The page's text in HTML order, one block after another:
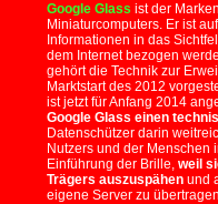
Google Glass ist der
Miniaturcomputers. Er ist
Informationen in das
dem Internet bezogen
gehört die Technik zur
Marktstart des 2012
ist jetzt für Anfang 2014
Google Glass einen
Datenschützer darin
Nutzers und der
Einführung der Brille, weil
Trägers auszuspähen und
eigene Server zu